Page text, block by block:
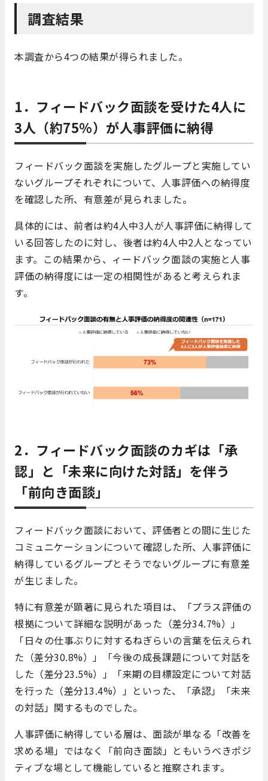
調査結果
本調査から4つの結果が得られました。
1．フィードバック面談を受けた4人に
3人（約75％）が人事評価に納得
フィードバック面談を実施したグループと実施してい
ないグループそれぞれについて、人事評価への納得度
を確認した所、有意差が見られました。
具体的には、前者は約4人中3人が人事評価に納得して
いる回答したのに対し、後者は約4人中2人となってい
ます。この結果から、ィードバック面談の実施と人事
評価の納得度には一定の相関性があると考えられま
す。
2．フィードバック面談のカギは「承
認」と「未来に向けた対話」を伴う
「前向き面談」
フィードバック面談において、評価者との間に生じた
コミュニケーションについて確認した所、人事評価に
納得しているグループとそうでないグループに有意差
が生じました。
特に有意差が顕著に見られた項目は、「プラス評価の
根拠について詳細な説明があった（差分34.7%）」
「日々の仕事ぶりに対するねぎらいの言葉を伝えられ
た（差分30.8%）」「今後の成長課題について対話を
した（差分23.5%）」「来期の目標設定について対話
を行った（差分13.4%）」といった、「承認」「未来
の対話」関するものでした。
人事評価に納得している層は、面談が単なる「改善を
求める場」ではなく「前向き面談」ともいうべきポジ
ティブな場として機能していると推察されます。